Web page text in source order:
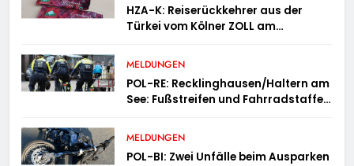
HZA-K: Reiserückkehrer aus der
Türkei vom Kölner ZOLL am
Potenzhonig erwischt / Gefährlicher
MELDUNGEN
POL-RE: Recklinghausen/Haltern am
See: Fußstreifen und Fahrradstaffel
MELDUNGEN
POL-BI: Zwei Unfälle beim Ausparken